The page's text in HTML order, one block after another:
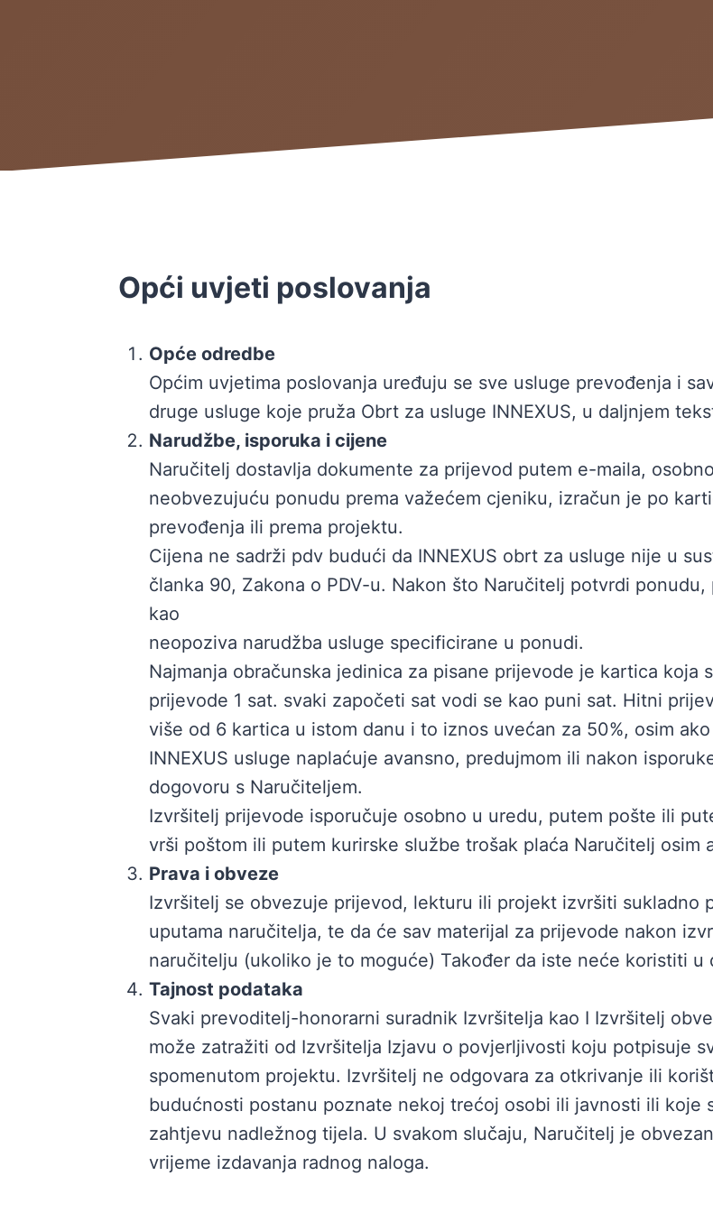
Opći uvjeti poslovanja
Opće odredbe
Općim uvjetima poslovanja uređuju se sve usluge prevođenja i
druge usluge koje pruža Obrt za usluge INNEXUS, u daljnjem
Narudžbe, isporuka i cijene
Naručitelj dostavlja dokumente za prijevod putem e-maila,
neobvezujuću ponudu prema važećem cjeniku, izračun je po
prevođenja ili prema projektu.
Cijena ne sadrži pdv budući da INNEXUS obrt za usluge nije u
članka 90, Zakona o PDV-u. Nakon što Naručitelj potvrdi
kao
neopoziva narudžba usluge specificirane u ponudi.
Najmanja obračunska jedinica za pisane prijevode je kartica koja
prijevode 1 sat. svaki započeti sat vodi se kao puni sat. Hitni
više od 6 kartica u istom danu i to iznos uvećan za 50%, osim
INNEXUS usluge naplaćuje avansno, predujmom ili nakon
dogovoru s Naručiteljem.
Izvršitelj prijevode isporučuje osobno u uredu, putem pošte ili
vrši poštom ili putem kurirske službe trošak plaća Naručitelj osim
Prava i obveze
Izvršitelj se obvezuje prijevod, lekturu ili projekt izvršiti sukladno
uputama naručitelja, te da će sav materijal za prijevode nakon
naručitelju (ukoliko je to moguće) Također da iste neće koristiti u
Tajnost podataka
Svaki prevoditelj-honorarni suradnik Izvršitelja kao I Izvršitelj
može zatražiti od Izvršitelja Izjavu o povjerljivosti koju potpisuje
spomenutom projektu. Izvršitelj ne odgovara za otkrivanje ili
budućnosti postanu poznate nekoj trećoj osobi ili javnosti ili koje
zahtjevu nadležnog tijela. U svakom slučaju, Naručitelj je
vrijeme izdavanja radnog naloga.